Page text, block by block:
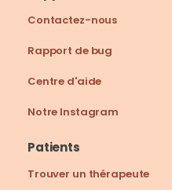
Rapport de bug
Contactez-nous
Notre Instagram
Centre d'aide
Patients
Trouver un thérapeute